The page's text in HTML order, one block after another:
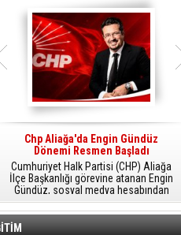
Chp Aliağa'da Engin Gündüz
Dönemi Resmen Başladı
Cumhuriyet Halk Partisi (CHP) Aliağa
İlçe Başkanlığı görevine atanan Engin
Gündüz, sosyal medya hesabından
yaptığı açıklamayla yeni döneme
ilişkin mesajlar verdi.